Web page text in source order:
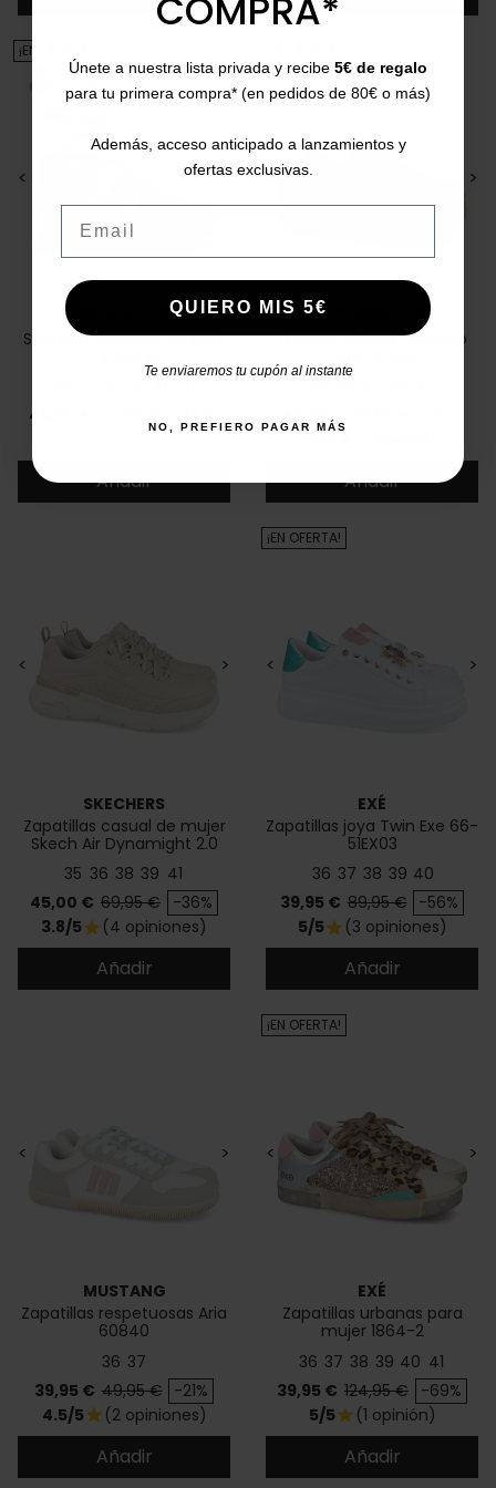
< >
Sneakers abiertas Bridport
Precio
45,00 €
¡EN OFERTA!
Añadir
< >
SUNNI SABBI
Zapatilla cordón elástico
45,00 €
Añadir
< >
SKECHERS
Zapatillas casual de mujer
Skech Air Dynamight 2.0
35 36 38 39 41
Precio
45,00 € Precio base
69,95 € -36%
3.8/5star (4 opiniones)
Añadir
< >
EXÉ
Zapatillas joya Twin Exe 66-
51EX03
36 37 38 39 40
Precio
39,95 € Precio base
89,95 € -56%
¡EN OFERTA!
5/5star (3 opiniones)
Añadir
< >
MUSTANG
Zapatillas respetuosas Aria
60840
36 37
Precio
39,95 € Precio base
49,95 € -21%
4.5/5star (2 opiniones)
Añadir
< >
EXÉ
Zapatillas urbanas para
mujer 1864-2
36 37 38 39 40 41
Precio
39,95 € Precio base
124,95 € -69%
¡EN OFERTA!
5/5star (1 opinión)
Añadir
Únete a nuestra lista privada y recibe 5€ de regalo
para tu primera compra* (en pedidos de 80€ o más)
Además, acceso anticipado a lanzamientos y
ofertas exclusivas.
QUIERO MIS 5€
Te enviaremos tu cupón al instante
NO, PREFIERO PAGAR MÁS